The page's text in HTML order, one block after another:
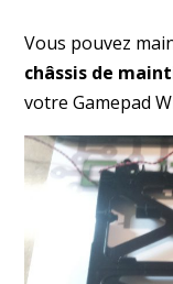
Vous pouvez
châssis de
votre Gamepad